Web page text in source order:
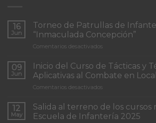
16
Jun
Torneo de Patrullas de
“Inmaculada Concepción”
Comentarios desactivadosen
de
Patrullas
de
Infantería
Concepción”
09
Jun
Inicio del Curso de Tácticas y
Aplicativas al Combate en
Comentarios desactivadosen
del
Curso
de
12
May
Salida al terreno de los cursos
Escuela de Infantería 2025